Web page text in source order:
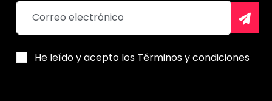
He leído y acepto los Términos y condiciones